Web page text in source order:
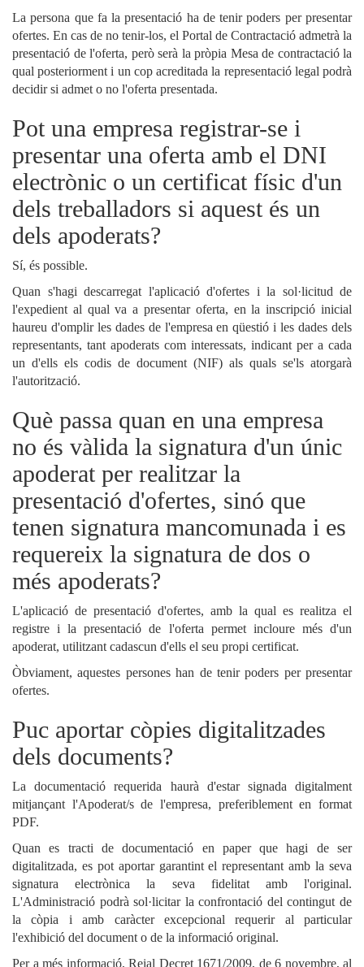
La persona que fa la presentació ha de tenir poders per presentar
ofertes. En cas de no tenir-los, el Portal de Contractació admetrà la
presentació de l'oferta, però serà la pròpia Mesa de contractació la
qual posteriorment i un cop acreditada la representació legal podrà
decidir si admet o no l'oferta presentada.
Pot una empresa registrar-se i
presentar una oferta amb el DNI
electrònic o un certificat físic d'un
dels treballadors si aquest és un
dels apoderats?
Sí, és possible.
Quan s'hagi descarregat l'aplicació d'ofertes i la sol·licitud de
l'expedient al qual va a presentar oferta, en la inscripció inicial
haureu d'omplir les dades de l'empresa en qüestió i les dades dels
representants, tant apoderats com interessats, indicant per a cada
un d'ells els codis de document (NIF) als quals se'ls atorgarà
l'autorització.
Què passa quan en una empresa
no és vàlida la signatura d'un únic
apoderat per realitzar la
presentació d'ofertes, sinó que
tenen signatura mancomunada i es
requereix la signatura de dos o
més apoderats?
L'aplicació de presentació d'ofertes, amb la qual es realitza el
registre i la presentació de l'oferta permet incloure més d'un
apoderat, utilitzant cadascun d'ells el seu propi certificat.
Òbviament, aquestes persones han de tenir poders per presentar
ofertes.
Puc aportar còpies digitalitzades
dels documents?
La documentació requerida haurà d'estar signada digitalment
mitjançant l'Apoderat/s de l'empresa, preferiblement en format
PDF.
Quan es tracti de documentació en paper que hagi de ser
digitalitzada, es pot aportar garantint el representant amb la seva
signatura electrònica la seva fidelitat amb l'original.
L'Administració podrà sol·licitar la confrontació del contingut de
la còpia i amb caràcter excepcional requerir al particular
l'exhibició del document o de la informació original.
Per a més informació, Reial Decret 1671/2009, de 6 novembre, al